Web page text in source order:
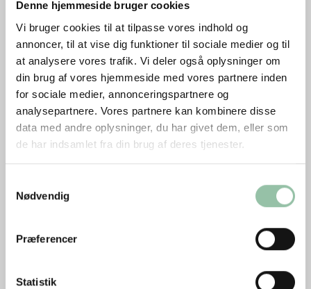
Denne hjemmeside bruger cookies
Vi bruger cookies til at tilpasse vores indhold og
annoncer, til at vise dig funktioner til sociale medier og til
at analysere vores trafik. Vi deler også oplysninger om
din brug af vores hjemmeside med vores partnere inden
for sociale medier, annonceringspartnere og
analysepartnere. Vores partnere kan kombinere disse
data med andre oplysninger, du har givet dem, eller som
de har indsamlet fra din brug af deres tjenester.
Nødvendig
Præferencer
Statistik
Okse- og kalvekød
smagfuldt og indgår i mange velkendte
bæredygtighed, tilberedning,